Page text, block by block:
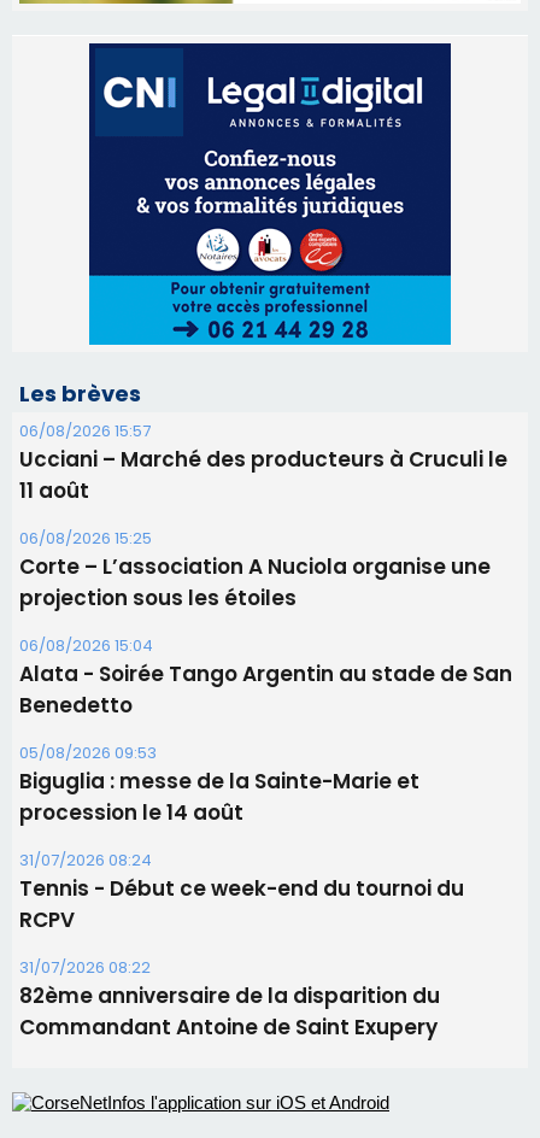
Les brèves
06/08/2026 15:57
Ucciani – Marché des producteurs à Cruculi le
11 août
06/08/2026 15:25
Corte – L’association A Nuciola organise une
projection sous les étoiles
06/08/2026 15:04
Alata - Soirée Tango Argentin au stade de San
Benedetto
05/08/2026 09:53
Biguglia : messe de la Sainte-Marie et
procession le 14 août
31/07/2026 08:24
Tennis - Début ce week-end du tournoi du
RCPV
31/07/2026 08:22
82ème anniversaire de la disparition du
Commandant Antoine de Saint Exupery